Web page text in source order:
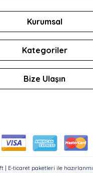
Kurumsal
Kategoriler
Bize Ulaşın
| E-ticaret paketleri ile